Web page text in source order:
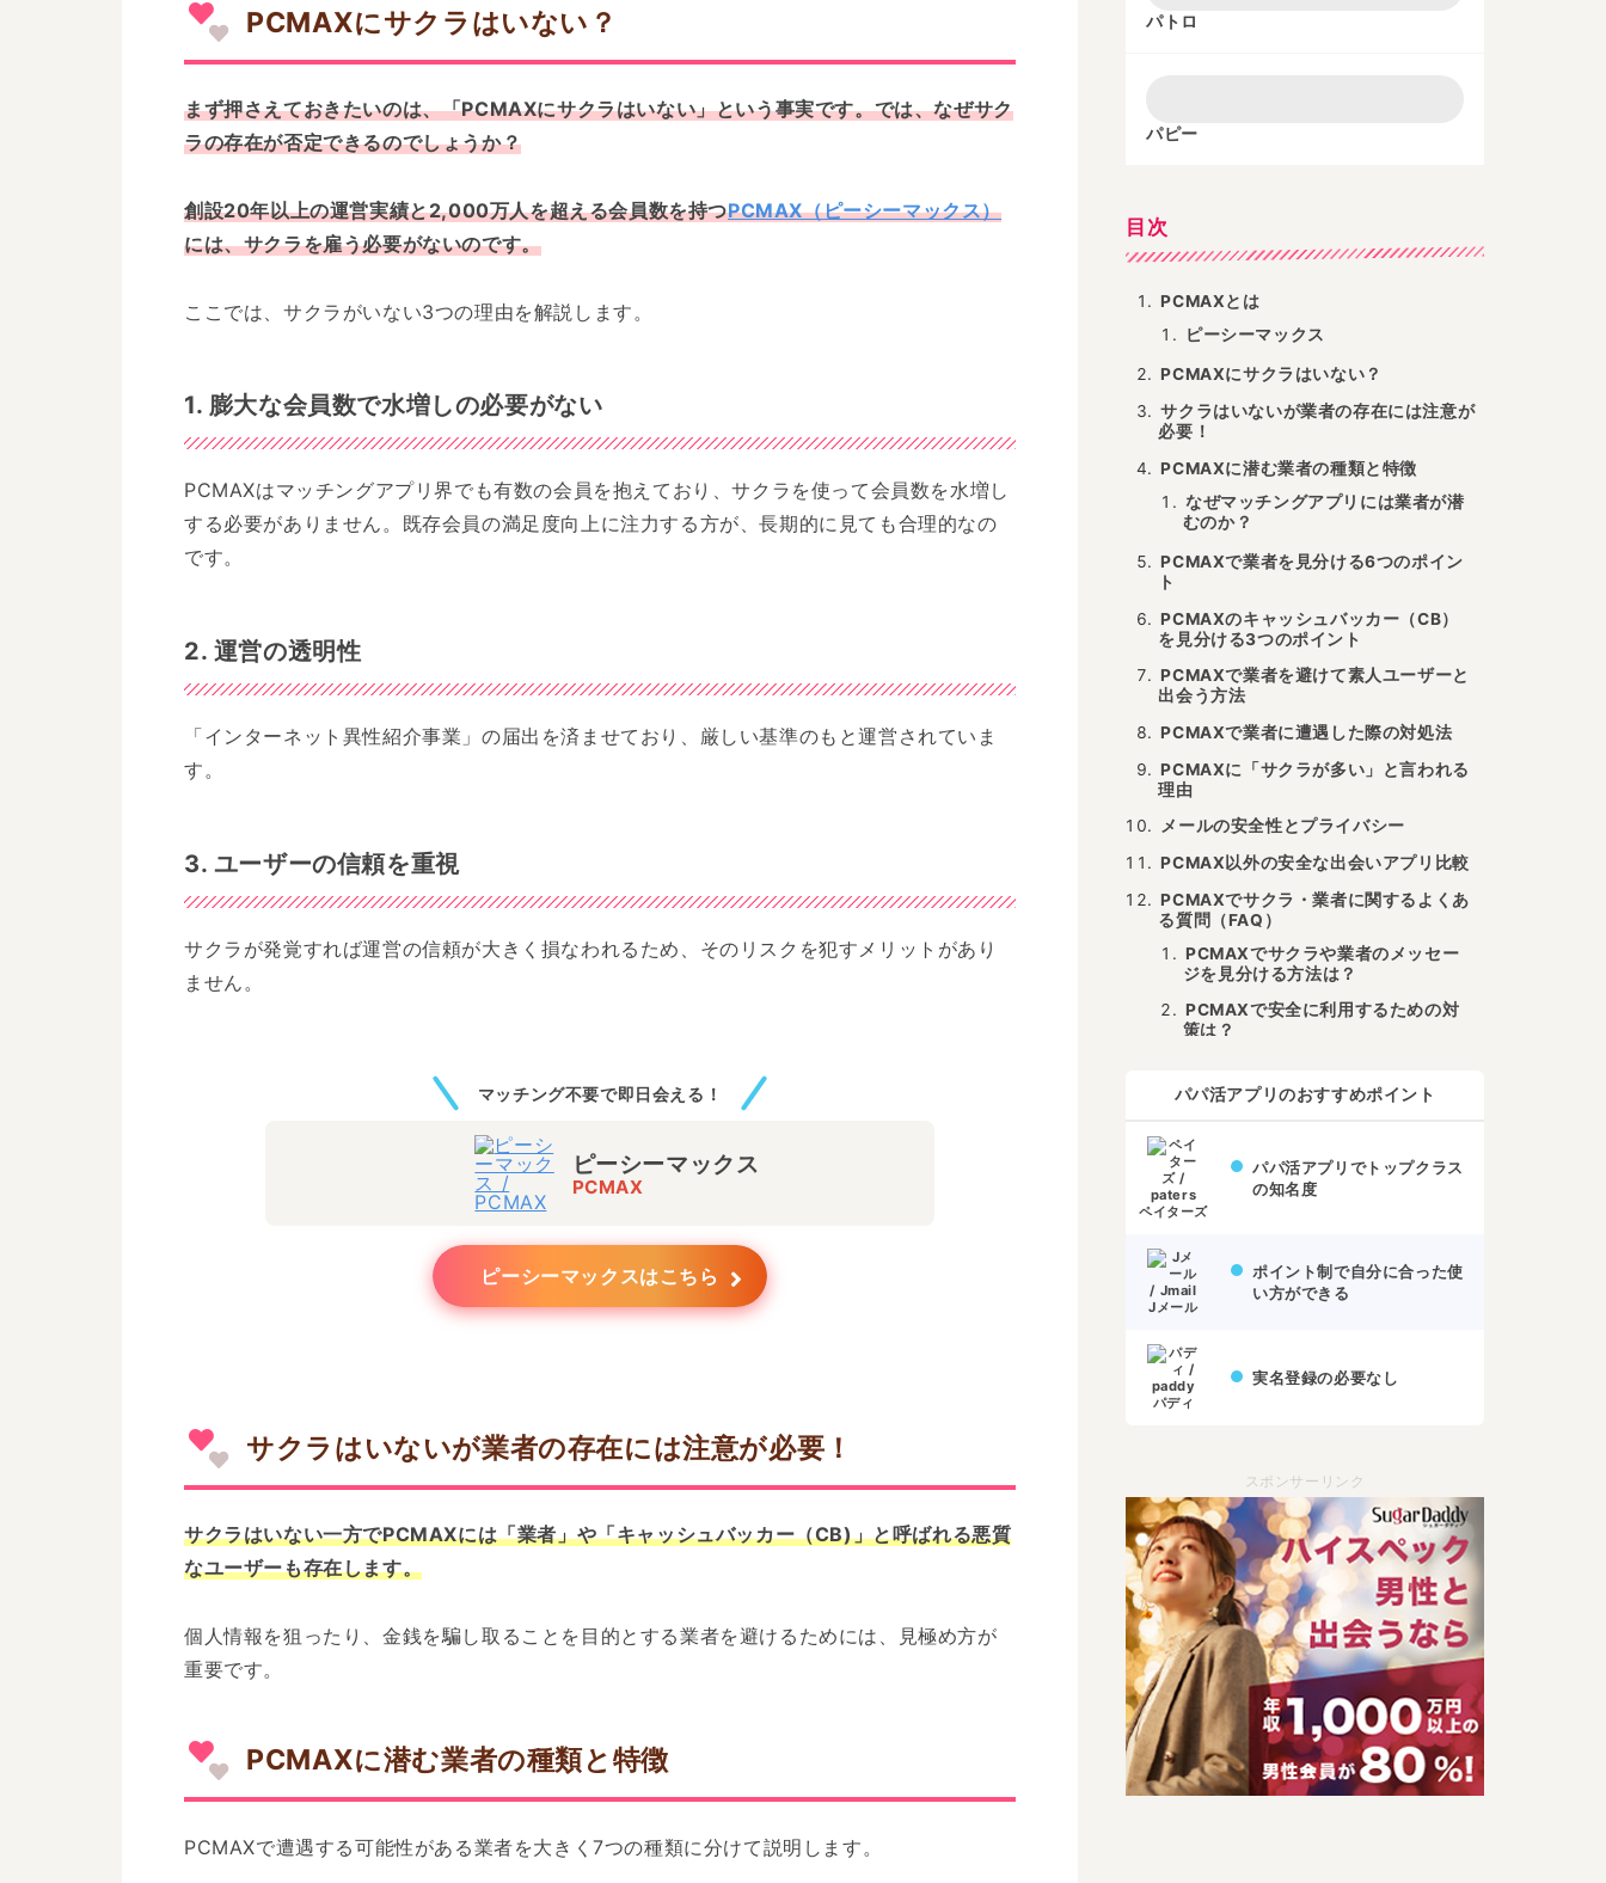
PCMAXにサクラはいない？
まず押さえておきたいのは、「PCMAXにサクラはいない」という事実です。では、なぜサク
ラの存在が否定できるのでしょうか？
創設20年以上の運営実績と2,000万人を超える会員数を持つPCMAX（ピーシーマックス）
には、サクラを雇う必要がないのです。
ここでは、サクラがいない3つの理由を解説します。
1. 膨大な会員数で水増しの必要がない
PCMAXはマッチングアプリ界でも有数の会員を抱えており、サクラを使って会員数を水増し
する必要がありません。既存会員の満足度向上に注力する方が、長期的に見ても合理的なの
です。
2. 運営の透明性
「インターネット異性紹介事業」の届出を済ませており、厳しい基準のもと運営されていま
す。
3. ユーザーの信頼を重視
サクラが発覚すれば運営の信頼が大きく損なわれるため、そのリスクを犯すメリットがあり
ません。
マッチング不要で即日会える！
ピーシーマックス
PCMAX
ピーシーマックスはこちら
サクラはいないが業者の存在には注意が必要！
サクラはいない一方でPCMAXには「業者」や「キャッシュバッカー（CB)」と呼ばれる悪質
なユーザーも存在します。
個人情報を狙ったり、金銭を騙し取ることを目的とする業者を避けるためには、見極め方が
重要です。
PCMAXに潜む業者の種類と特徴
PCMAXで遭遇する可能性がある業者を大きく7つの種類に分けて説明します。
パトロ
パピー
目次
PCMAXとは
ピーシーマックス
PCMAXにサクラはいない？
サクラはいないが業者の存在には注意が
必要！
PCMAXに潜む業者の種類と特徴
なぜマッチングアプリには業者が潜
むのか？
PCMAXで業者を見分ける6つのポイン
ト
PCMAXのキャッシュバッカー（CB）
を見分ける3つのポイント
PCMAXで業者を避けて素人ユーザーと
出会う方法
PCMAXで業者に遭遇した際の対処法
PCMAXに「サクラが多い」と言われる
理由
メールの安全性とプライバシー
PCMAX以外の安全な出会いアプリ比較
PCMAXでサクラ・業者に関するよくあ
る質問（FAQ）
PCMAXでサクラや業者のメッセー
ジを見分ける方法は？
PCMAXで安全に利用するための対
策は？
まとめ PCMAXで安全にパパ活を行う
パパ活アプリのおすすめポイント
ペイターズ
パパ活アプリでトップクラス
の知名度
Jメール
ポイント制で自分に合った使
い方ができる
パディ
実名登録の必要なし
スポンサーリンク